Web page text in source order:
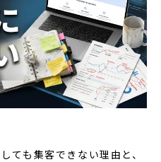
ても集客できない理由と、